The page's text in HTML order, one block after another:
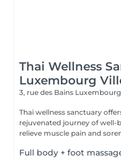
Thai Wellness
Luxembourg
3, rue des Bains Luxembourg
Thai wellness sanctuary
rejuvenated journey of well-being. Benefit is its
relieve muscle pain and
Full body + foot